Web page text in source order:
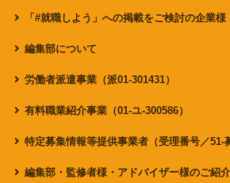
「#就職しよう」への掲載をご検討の企業様
編集部について
労働者派遣事業（派01-301431）
有料職業紹介事業（01-ユ-300586）
特定募集情報等提供事業者（受理番号／51-
編集部・監修者様・アドバイザー様のご紹介